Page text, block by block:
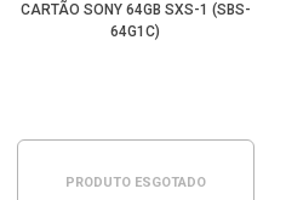
CARTÃO SONY 64GB SXS-1 (SBS-
64G1C)
PRODUTO ESGOTADO